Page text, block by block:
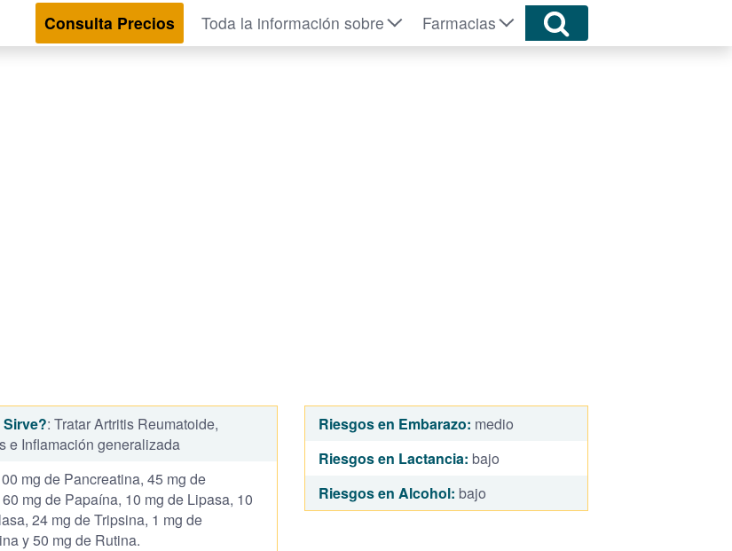
Consulta Precios Toda la información sobre Farmacias
: Tratar Artritis Reumatoide,
e Inflamación generalizada
mg de Pancreatina, 45 mg de
mg de Papaína, 10 mg de Lipasa, 10
24 mg de Tripsina, 1 mg de
y 50 mg de Rutina.
Riesgos en Embarazo: medio
Riesgos en Lactancia: bajo
Riesgos en Alcohol: bajo